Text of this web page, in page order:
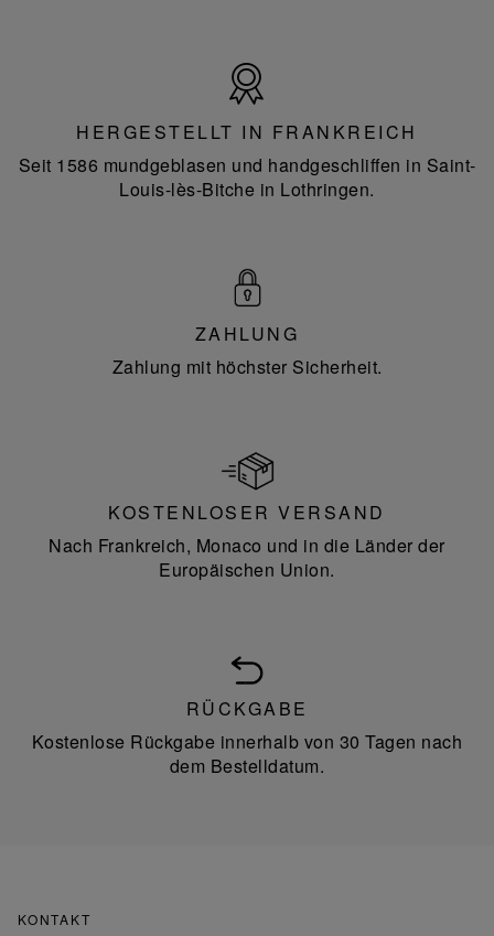
Frankreich
HERGESTELLT IN FRANKREICH
Seit 1586 mundgeblasen und handgeschliffen in Saint-
Louis-lès-Bitche in Lothringen.
ZAHLUNG
Zahlung mit höchster Sicherheit.
KOSTENLOSER VERSAND
Nach Frankreich, Monaco und in die Länder der
Europäischen Union.
RÜCKGABE
Kostenlose Rückgabe innerhalb von 30 Tagen nach
dem Bestelldatum.
KONTAKT